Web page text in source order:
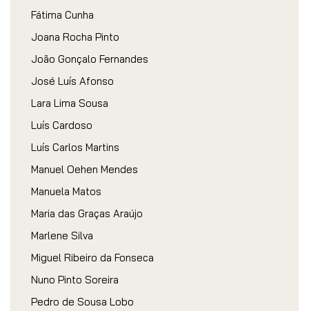
Fátima Cunha
Joana Rocha Pinto
João Gonçalo Fernandes
José Luís Afonso
Lara Lima Sousa
Luís Cardoso
Luís Carlos Martins
Manuel Oehen Mendes
Manuela Matos
Maria das Graças Araújo
Marlene Silva
Miguel Ribeiro da Fonseca
Nuno Pinto Soreira
Pedro de Sousa Lobo